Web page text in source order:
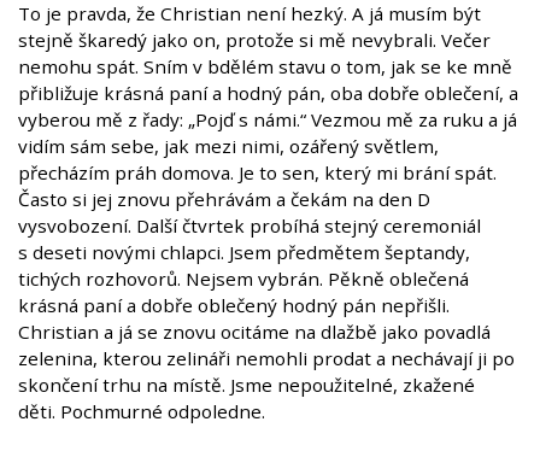
To je pravda, že Christian není hezký. A já musím být
stejně škaredý jako on, protože si mě nevybrali. Večer
nemohu spát. Sním v bdělém stavu o tom, jak se ke mně
přibližuje krásná paní a hodný pán, oba dobře oblečení, a
vyberou mě z řady: „Pojď s námi.“ Vezmou mě za ruku a já
vidím sám sebe, jak mezi nimi, ozářený světlem,
přecházím práh domova. Je to sen, který mi brání spát.
Často si jej znovu přehrávám a čekám na den D
vysvobození. Další čtvrtek probíhá stejný ceremoniál
s deseti novými chlapci. Jsem předmětem šeptandy,
tichých rozhovorů. Nejsem vybrán. Pěkně oblečená
krásná paní a dobře oblečený hodný pán nepřišli.
Christian a já se znovu ocitáme na dlažbě jako povadlá
zelenina, kterou zelináři nemohli prodat a nechávají ji po
skončení trhu na místě. Jsme nepoužitelné, zkažené
děti. Pochmurné odpoledne.